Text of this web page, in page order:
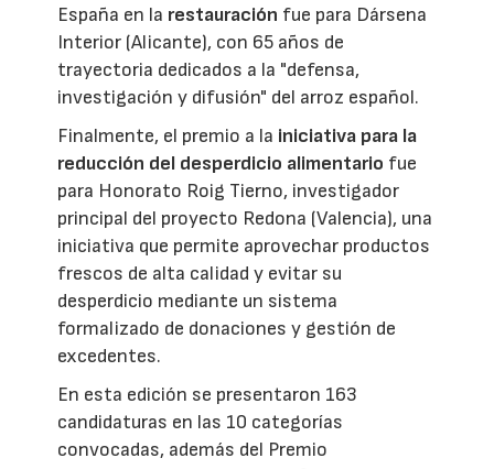
España en la restauración fue para Dársena
Interior (Alicante), con 65 años de
trayectoria dedicados a la "defensa,
investigación y difusión" del arroz español.
Finalmente, el premio a la iniciativa para la
reducción del desperdicio alimentario fue
para Honorato Roig Tierno, investigador
principal del proyecto Redona (Valencia), una
iniciativa que permite aprovechar productos
frescos de alta calidad y evitar su
desperdicio mediante un sistema
formalizado de donaciones y gestión de
excedentes.
En esta edición se presentaron 163
candidaturas en las 10 categorías
convocadas, además del Premio